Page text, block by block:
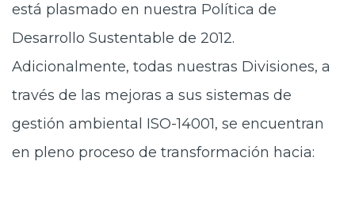
está plasmado en nuestra Política de
Desarrollo Sustentable de 2012.
Adicionalmente, todas nuestras Divisiones, a
través de las mejoras a sus sistemas de
gestión ambiental ISO-14001, se encuentran
en pleno proceso de transformación hacia: